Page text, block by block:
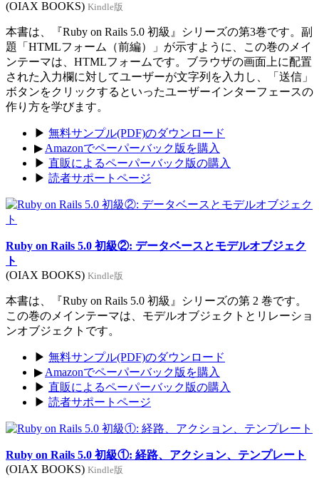
(OIAX BOOKS) Kindle版
本書は、『Ruby on Rails 5.0 初級』シリーズの第3巻です。副
題「HTMLフォーム（前編）」が示すように、この巻のメイ
ンテーマは、HTMLフォームです。ブラウザの画面上に配置
された入力欄に対してユーザーが文字列を入力し、「送信」
ボタンをクリックするといったユーザーインターフェースの
作り方を学びます。
▶ 無料サンプル(PDF)のダウンロード
▶ Amazonでペーパーバック版を購入
▶ 直販によるペーパーバック版の購入
▶ 読者サポートページ
Ruby on Rails 5.0 初級②: データベースとモデルオブジェク
ト
(OIAX BOOKS) Kindle版
本書は、『Ruby on Rails 5.0 初級』シリーズの第 2 巻です。
この巻のメインテーマは、モデルオブジェクトとリレーショ
ンオブジェクトです。
▶ 無料サンプル(PDF)のダウンロード
▶ Amazonでペーパーバック版を購入
▶ 直販によるペーパーバック版の購入
▶ 読者サポートページ
Ruby on Rails 5.0 初級①: 経路、アクション、テンプレート
(OIAX BOOKS) Kindle版